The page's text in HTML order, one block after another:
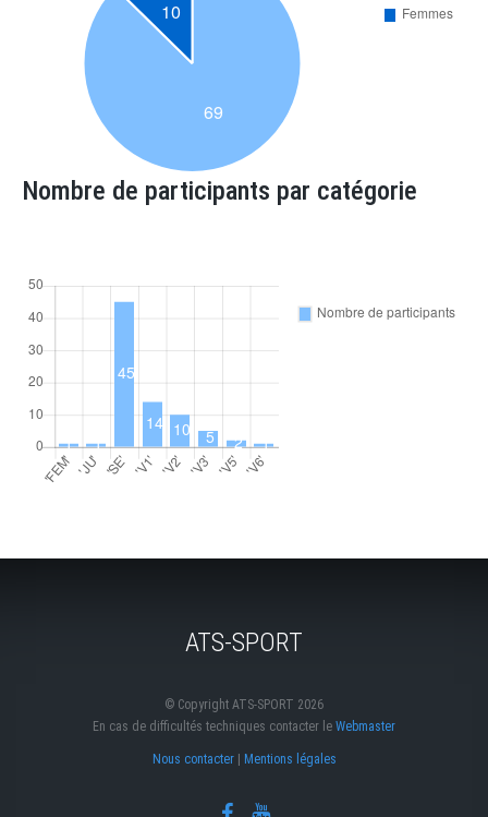
Nombre de participants par catégorie
ATS-SPORT
© Copyright ATS-SPORT 2026
En cas de difficultés techniques contacter le Webmaster
Nous contacter| Mentions légales